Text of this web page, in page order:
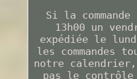
Si la
13h00 un
expédiée le
les commandes
notre calendrier,
pas le